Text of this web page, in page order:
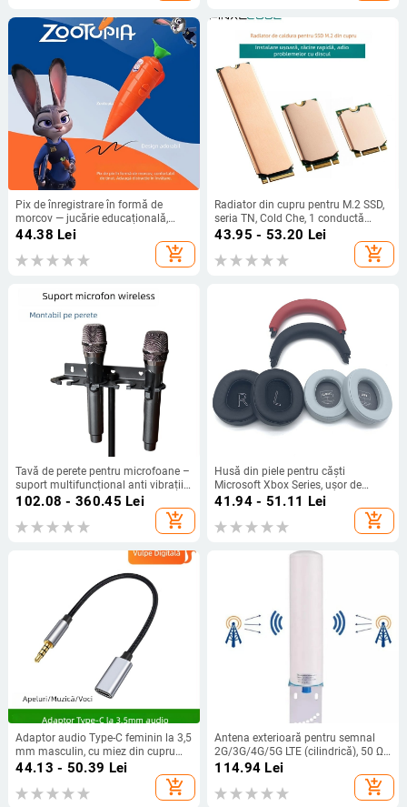
Pix de înregistrare în formă de
morcov — jucărie educațională,
înregistrare 40 s, format de
înregistrare: Altul, baterie AA,
carcasă ABS, fără suport pentru
44.38 Lei
add_shopping_cart
Radiator din cupru pentru M.2 SSD,
seria TN, Cold Che, 1 conductă
termică, 50 g, silențios
43.95 - 53.20 Lei
add_shopping_cart
Tavă de perete pentru microfoane –
suport multifuncțional anti vibrații
pentru microfoane cu fir și fără fir
102.08 - 360.45 Lei
add_shopping_cart
Husă din piele pentru căști
Microsoft Xbox Series, ușor de
instalat și confortabil de purtat
41.94 - 51.11 Lei
add_shopping_cart
Adaptor audio Type-C feminin la 3,5
mm masculin, cu miez din cupru
pur, pentru dispozitive digitale
44.13 - 50.39 Lei
add_shopping_cart
Antena exterioară pentru semnal
2G/3G/4G/5G LTE (cilindrică), 50 Ω,
12 dBi, SWR ≤ 1.8
114.94 Lei
add_shopping_cart